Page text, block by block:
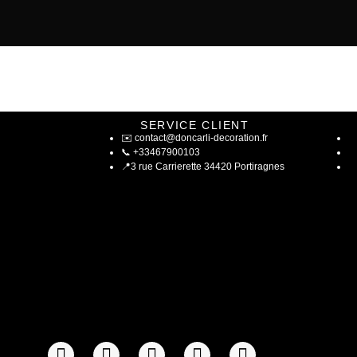
SERVICE CLIENT
✉️ contact@doncarli-decoration.fr
📞 +33467900103
📍3 rue Carrierette 34420 Portiragnes